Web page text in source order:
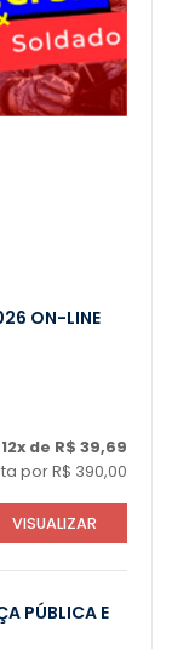
ON-LINE
de R$ 39,69
por R$ 390,00
VISUALIZAR
PÚBLICA E